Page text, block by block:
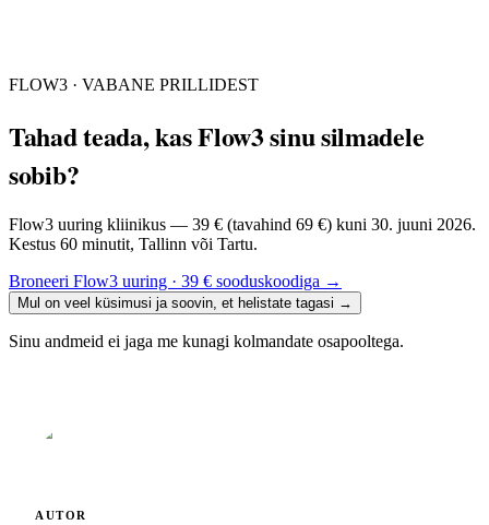
FLOW3 · VABANE PRILLIDEST
Tahad teada, kas Flow3 sinu silmadele
sobib?
Flow3 uuring kliinikus — 39 € (tavahind 69 €) kuni 30. juuni 2026.
Kestus 60 minutit, Tallinn või Tartu.
Broneeri Flow3 uuring · 39 € sooduskoodiga →
Mul on veel küsimusi ja soovin, et helistate tagasi →
Sinu andmeid ei jaga me kunagi kolmandate osapooltega.
AUTOR